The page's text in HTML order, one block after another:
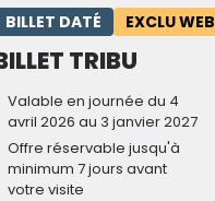
BILLET DATÉ EXCLU WEB
TRIBU
Valable en journée du 4
avril 2026 au 3 janvier 2027
Offre réservable jusqu'à
minimum 7 jours avant
votre visite